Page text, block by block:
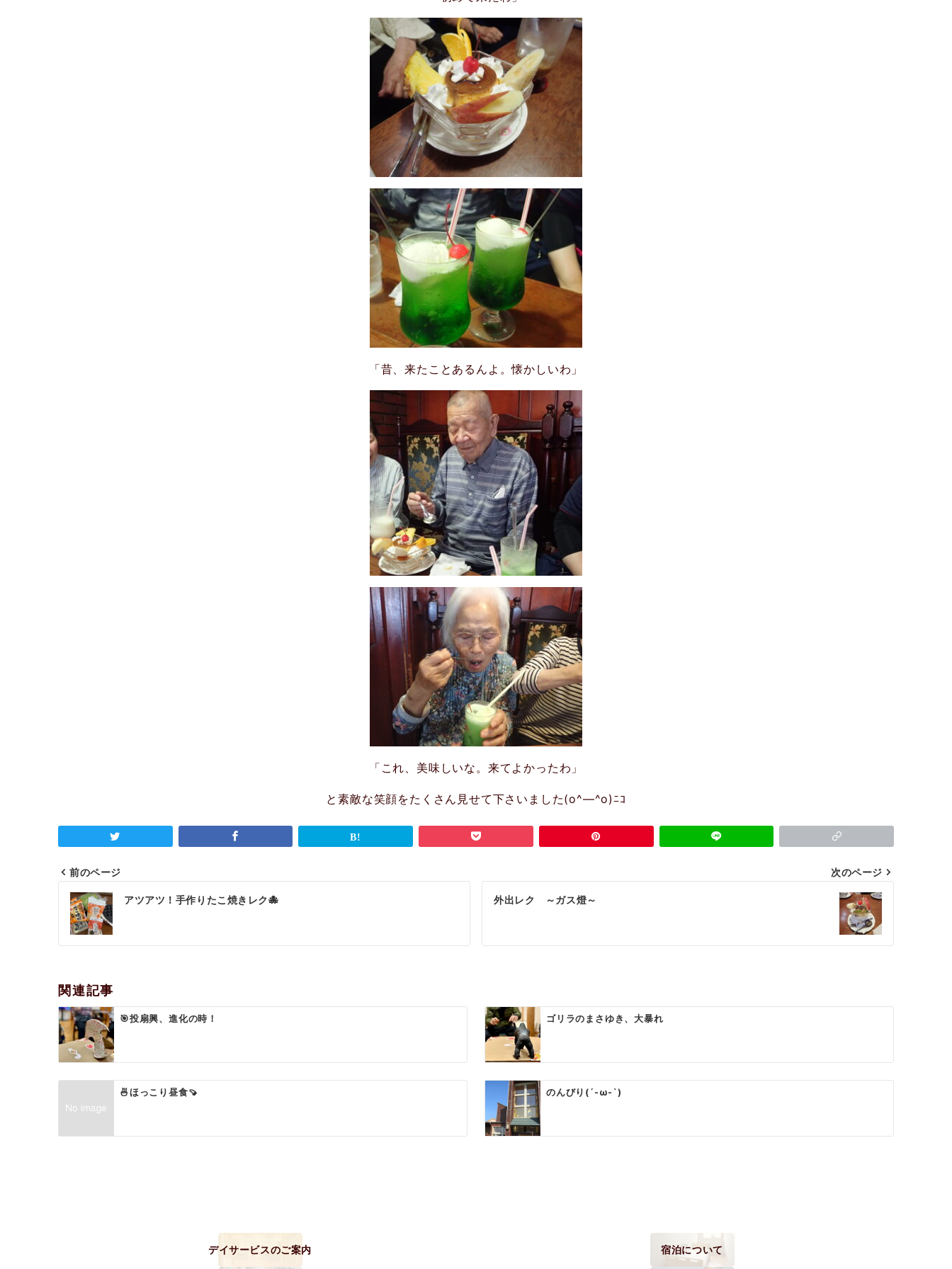
「昔、来たことあるんよ。懐かしいわ」
「これ、美味しいな。来てよかったわ」
と素敵な笑顔をたくさん見せて下さいました(o^―^o)ﾆｺ
投
稿
ナ
ゲ
ー
シ
ョ
ン
前のページ
アツアツ！手作りたこ焼きレク🐙
次のページ
外出レク ～ガス燈～
関連記事
🎯投扇興、進化の時！ ゴリラのまさゆき、大暴れ
🍜ほっこり昼食🍠 のんびり(´-ω-`)
デイサービスのご案内 宿泊について